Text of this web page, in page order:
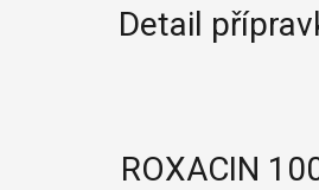
Detail
ROXACIN